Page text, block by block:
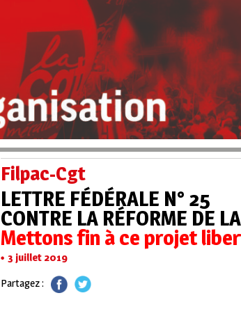
Filpac-Cgt
LETTRE FÉDÉRALE N° 25
CONTRE LA RÉFORME DE
Mettons fin à ce projet
3 juillet 2019
Partagez :